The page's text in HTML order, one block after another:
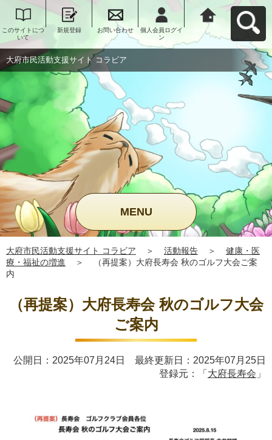
このサイトにつ
いて
新規登録 お問い合わせ
個人会員ログイ
ン
大府市民活動支
援サイト コラビ
アへ戻る
大府市民活動支援サイト コラビア
MENU
大府市民活動支援サイト コラビア ＞ 活動報告 ＞
健康・医
療・福祉の増進
＞
（再提案）大府長寿会 秋のゴルフ大会ご案
内
（再提案）大府長寿会 秋のゴルフ大会
ご案内
公開日：2025年07月24日 最終更新日：2025年07月25日
登録元：「 大府長寿会 」